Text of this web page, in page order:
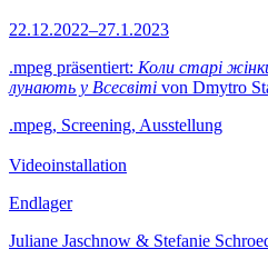
22.12.2022–27.1.2023
.mpeg präsentiert: Коли старі
лунають у Всесвіті von Dmytro
.mpeg, Screening, Ausstellung
Videoinstallation
Endlager
Juliane Jaschnow & Stefanie